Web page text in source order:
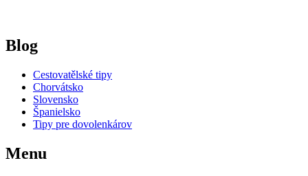
Blog
Cestovatělské tipy
Chorvátsko
Slovensko
Španielsko
Tipy pre dovolenkárov
Menu